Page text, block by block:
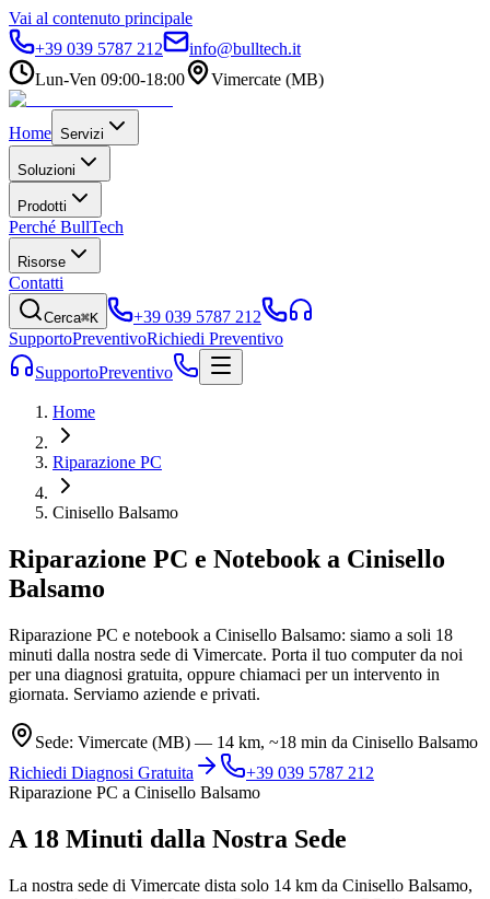
Vai al contenuto principale
+39 039 5787 212
info@bulltech.it
Lun-Ven 09:00-18:00
Vimercate (MB)
Home Servizi
Soluzioni
Prodotti
Perché BullTech
Risorse
Contatti
Cerca⌘K
+39 039 5787 212
SupportoPreventivoRichiedi Preventivo
SupportoPreventivo
Home
Riparazione PC
Cinisello Balsamo
Riparazione PC e Notebook a Cinisello
Balsamo
Riparazione PC e notebook a Cinisello Balsamo: siamo a soli 18
minuti dalla nostra sede di Vimercate. Porta il tuo computer da noi
per una diagnosi gratuita, oppure chiamaci per un intervento in
giornata. Serviamo aziende e privati.
Sede: Vimercate (MB) — 14 km, ~18 min da Cinisello Balsamo
Richiedi Diagnosi Gratuita
+39 039 5787 212
Riparazione PC a Cinisello Balsamo
A 18 Minuti dalla Nostra Sede
La nostra sede di Vimercate dista solo 14 km da Cinisello Balsamo,